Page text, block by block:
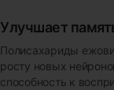
Улучшает
Полисахариды
росту новых
способность к